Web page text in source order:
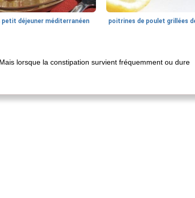
petit déjeuner méditerranéen poitrines de poulet grillées
lorsque la constipation survient fréquemment ou dure